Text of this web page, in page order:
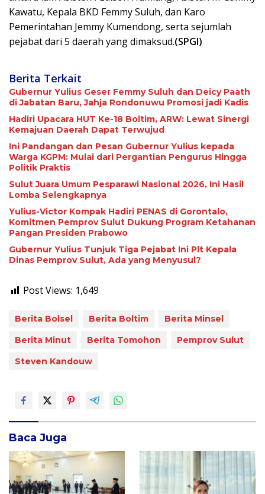
Kawatu, Kepala BKD Femmy Suluh, dan Karo
Pemerintahan Jemmy Kumendong, serta sejumlah
pejabat dari 5 daerah yang dimaksud.(SPGI)
Berita Terkait
Gubernur Yulius Geser Femmy Suluh dan Deicy Paath
di Jabatan Baru, Jahja Rondonuwu Promosi jadi Kadis
Hadiri Upacara HUT Ke-18 Boltim, ARW: Lewat Sinergi
Kemajuan Daerah Dapat Terwujud
Ini Pandangan dan Pesan Gubernur Yulius kepada
Warga KGPM: Mulai dari Pergantian Pengurus Hingga
Politik Praktis
Sulut Juara Umum Pesparawi Nasional 2026, Ini Hasil
Lomba Selengkapnya
Yulius-Victor Kompak Hadiri PENAS di Gorontalo,
Komitmen Pemprov Sulut Dukung Program Ketahanan
Pangan Presiden Prabowo
Gubernur Yulius Tunjuk Tiga Pejabat Ini Plt Kepala
Dinas Pemprov Sulut, Ada yang Menyusul?
Post Views: 1,649
Berita Bolsel Berita Boltim
Berita Minsel
Berita Minut
Berita Tomohon
Pemprov Sulut
Steven Kandouw
Baca Juga